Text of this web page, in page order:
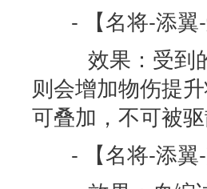
- 【名将-添翼-
效果：受到
则会增加物伤提
可叠加，不可被
- 【名将-添翼-